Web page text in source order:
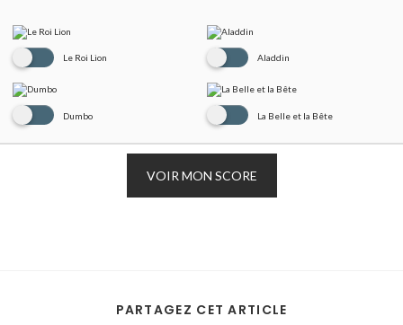
Le Roi Lion Aladdin
Dumbo La Belle et la Bête
VOIR MON SCORE
PARTAGEZ CET ARTICLE